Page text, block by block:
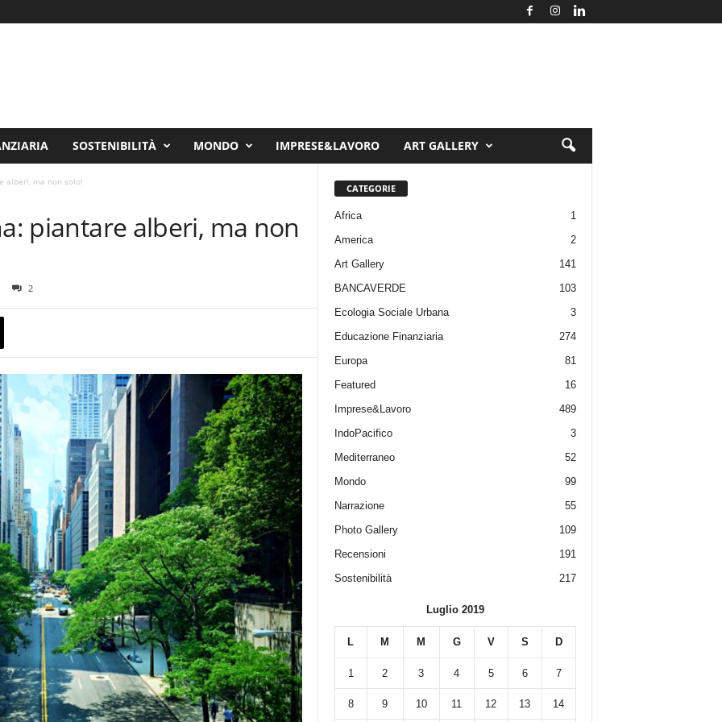
SOSTENIBILITÀ MONDO IMPRESE&LAVORO ART GALLERY
alberi, ma non solo!
piantare alberi, ma non
2
CATEGORIE
Africa
1
America
2
Art Gallery
141
BANCAVERDE
103
Ecologia Sociale Urbana
3
Educazione Finanziaria
274
Europa
81
Featured
16
Imprese&Lavoro
489
IndoPacifico
3
Mediterraneo
52
Mondo
99
Narrazione
55
Photo Gallery
109
Recensioni
191
Sostenibilità
217
Luglio 2019
L M M G V S D
1 2 3 4 5 6 7
8 9 10 11 12 13 14